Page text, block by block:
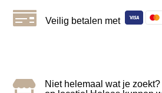
 Veilig betalen met

Niet helemaal wat je